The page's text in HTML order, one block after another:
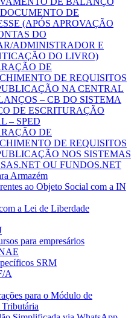
DE
(APÓS APROVAÇÃO
DO
ADMINISTRADOR E
DO LIVRO)
DE
DE REQUISITOS
NA CENTRAL
– CB DO SISTEMA
DE ESCRITURAÇÃO
– SPED
DE
DE REQUISITOS
NOS SISTEMAS
OU FUNDOS.NET
Armazém
ao Objeto Social com a IN
a Lei de Liberdade
para empresários
SRM
A
para o Módulo de